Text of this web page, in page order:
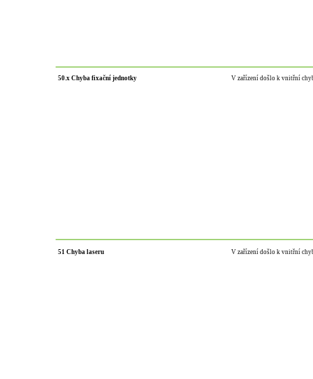
50.x Chyba fixační jednotky V zařízení došlo k vnitřní
51 Chyba laseru V zařízení došlo k vnitřní